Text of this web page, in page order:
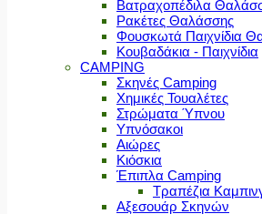
Βατραχοπέδιλα
Ρακέτες Θαλάσσης
Φουσκωτά Παιχνίδια
Κουβαδάκια - Παιχνίδια
CAMPING
Σκηνές Camping
Χημικές Τουαλέτες
Στρώματα Ύπνου
Υπνόσακοι
Αιώρες
Κιόσκια
Έπιπλα Camping
Τραπέζια
Αξεσουάρ Σκηνών